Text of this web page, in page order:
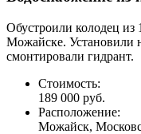
Обустроили колодец из
Можайске. Установили
смонтировали гидрант.
Стоимость:
189 000 руб.
Расположение:
Можайск,